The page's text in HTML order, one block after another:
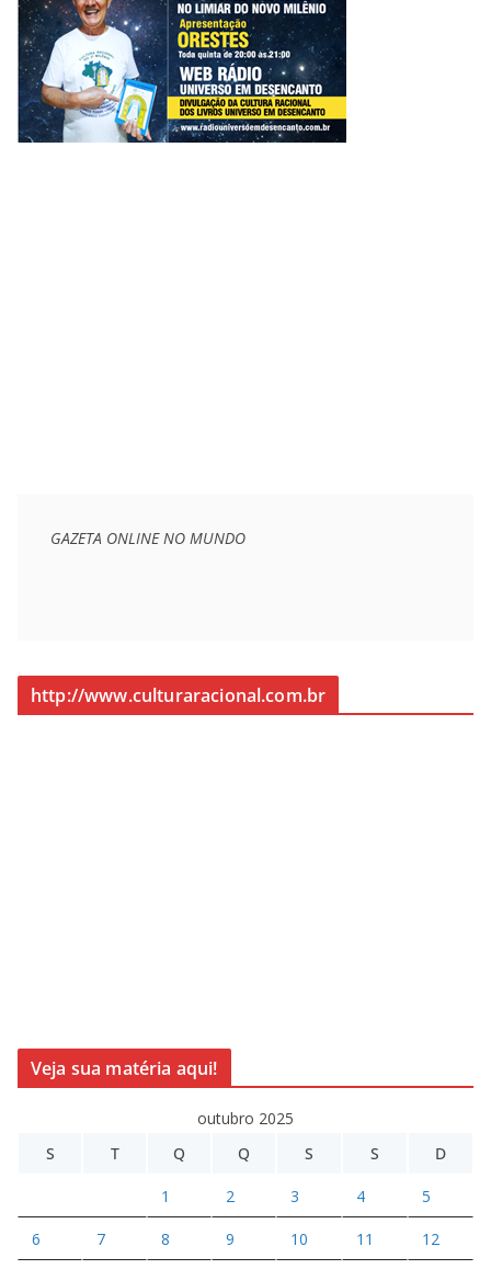
GAZETA ONLINE NO MUNDO
http://www.culturaracional.com.br
Veja sua matéria aqui!
outubro 2025
S
T Q Q S S D
1 2 3 4 5
6 7 8 9 10 11 12